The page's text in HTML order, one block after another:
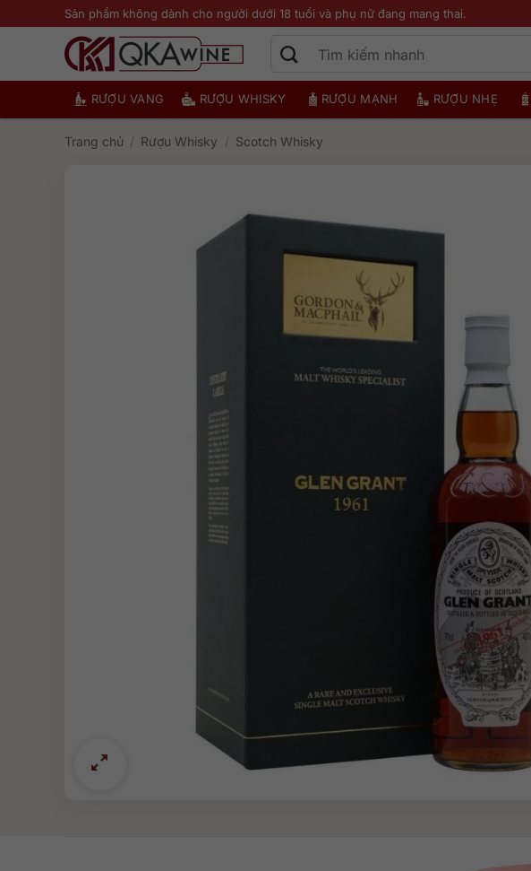
qua
Sản phẩm không dành cho người dưới 18 tuổi và phụ nữ đang mang thai.
RƯỢU VANG RƯỢU WHISKY RƯỢU MẠNH RƯỢU NHẸ
Trang chủ / Rượu Whisky / Scotch Whisky